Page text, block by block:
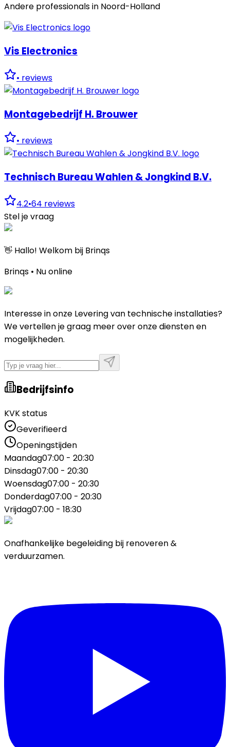
Andere professionals in Noord-Holland
Vis Electronics
• reviews
Montagebedrijf H. Brouwer
• reviews
Technisch Bureau Wahlen & Jongkind B.V.
4.2•64 reviews
Stel je vraag
👋 Hallo! Welkom bij Brinqs
Brinqs • Nu online
Interesse in onze Levering van technische installaties?
We vertellen je graag meer over onze diensten en
mogelijkheden.
Bedrijfsinfo
KVK status
Geverifieerd
Openingstijden
Maandag07:00 - 20:30
Dinsdag07:00 - 20:30
Woensdag07:00 - 20:30
Donderdag07:00 - 20:30
Vrijdag07:00 - 18:30
Onafhankelijke begeleiding bij renoveren &
verduurzamen.